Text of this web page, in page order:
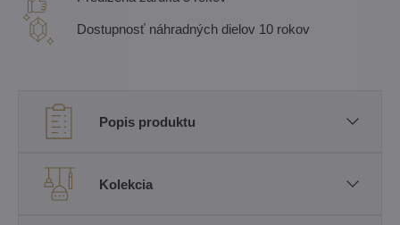
Dostupnosť náhradných dielov 10 rokov
Popis produktu
Kolekcia